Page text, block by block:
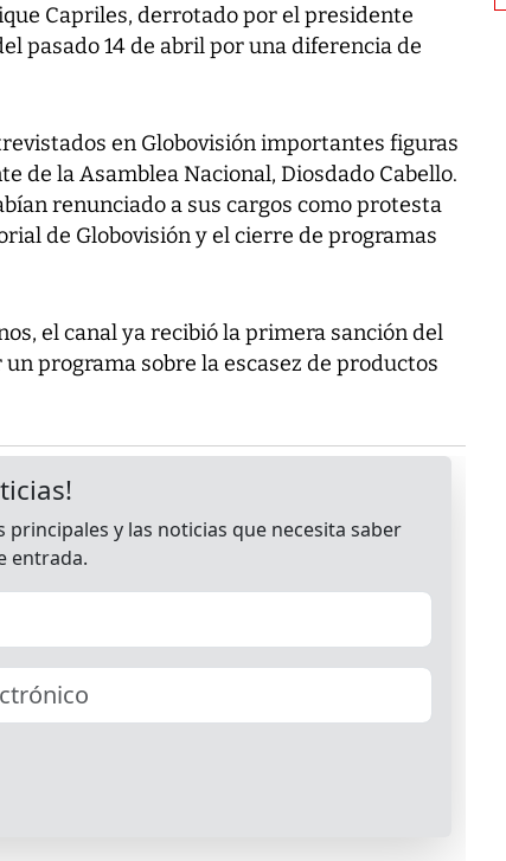
Capriles, derrotado por el presidente
pasado 14 de abril por una diferencia de
en Globovisión importantes figuras
de la Asamblea Nacional, Diosdado Cabello.
renunciado a sus cargos como protesta
de Globovisión y el cierre de programas
el canal ya recibió la primera sanción del
programa sobre la escasez de productos